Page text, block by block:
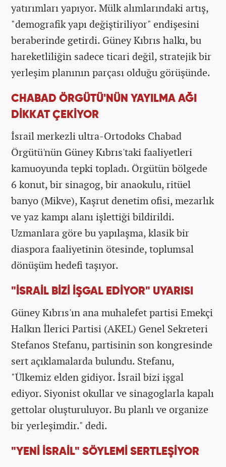
yatırımları yapıyor. Mülk alımlarındaki artış,
"demografik yapı değiştiriliyor" endişesini
beraberinde getirdi. Güney Kıbrıs halkı, bu
hareketliliğin sadece ticari değil, stratejik bir
yerleşim planının parçası olduğu görüşünde.
CHABAD ÖRGÜTÜ'NÜN YAYILMA AĞI
DİKKAT ÇEKİYOR
İsrail merkezli ultra-Ortodoks Chabad
Örgütü'nün Güney Kıbrıs'taki faaliyetleri
kamuoyunda tepki topladı. Örgütün bölgede
6 konut, bir sinagog, bir anaokulu, ritüel
banyo (Mikve), Kaşrut denetim ofisi, mezarlık
ve yaz kampı alanı işlettiği bildirildi.
Uzmanlara göre bu yapılaşma, klasik bir
diaspora faaliyetinin ötesinde, toplumsal
dönüşüm hedefi taşıyor.
"İSRAİL BİZİ İŞGAL EDİYOR" UYARISI
Güney Kıbrıs'ın ana muhalefet partisi Emekçi
Halkın İlerici Partisi (AKEL) Genel Sekreteri
Stefanos Stefanu, partisinin son kongresinde
sert açıklamalarda bulundu. Stefanu,
"Ülkemiz elden gidiyor. İsrail bizi işgal
ediyor. Siyonist okullar ve sinagoglarla kapalı
gettolar oluşturuluyor. Bu planlı ve organize
bir yerleşimdir." dedi.
"YENİ İSRAİL" SÖYLEMİ SERTLEŞİYOR